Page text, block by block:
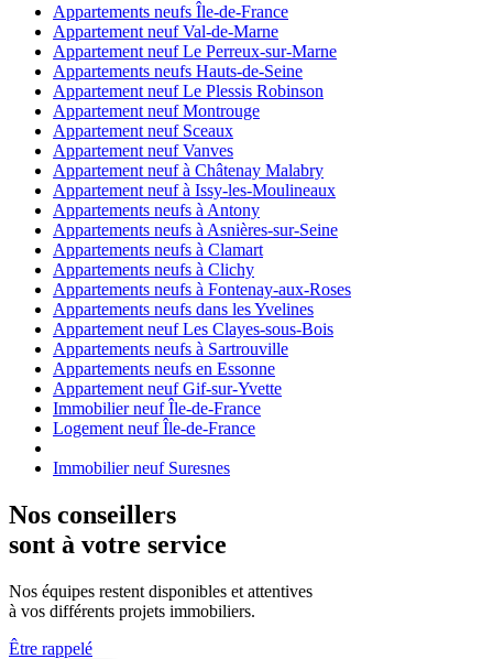
Appartements neufs Île-de-France
Appartement neuf Val-de-Marne
Appartement neuf Le Perreux-sur-Marne
Appartements neufs Hauts-de-Seine
Appartement neuf Le Plessis Robinson
Appartement neuf Montrouge
Appartement neuf Sceaux
Appartement neuf Vanves
Appartement neuf à Châtenay Malabry
Appartement neuf à Issy-les-Moulineaux
Appartements neufs à Antony
Appartements neufs à Asnières-sur-Seine
Appartements neufs à Clamart
Appartements neufs à Clichy
Appartements neufs à Fontenay-aux-Roses
Appartements neufs dans les Yvelines
Appartement neuf Les Clayes-sous-Bois
Appartements neufs à Sartrouville
Appartements neufs en Essonne
Appartement neuf Gif-sur-Yvette
Immobilier neuf Île-de-France
Logement neuf Île-de-France
Immobilier neuf Suresnes
Nos conseillers
sont à votre service
Nos équipes restent disponibles et attentives
à vos différents projets immobiliers.
Être rappelé